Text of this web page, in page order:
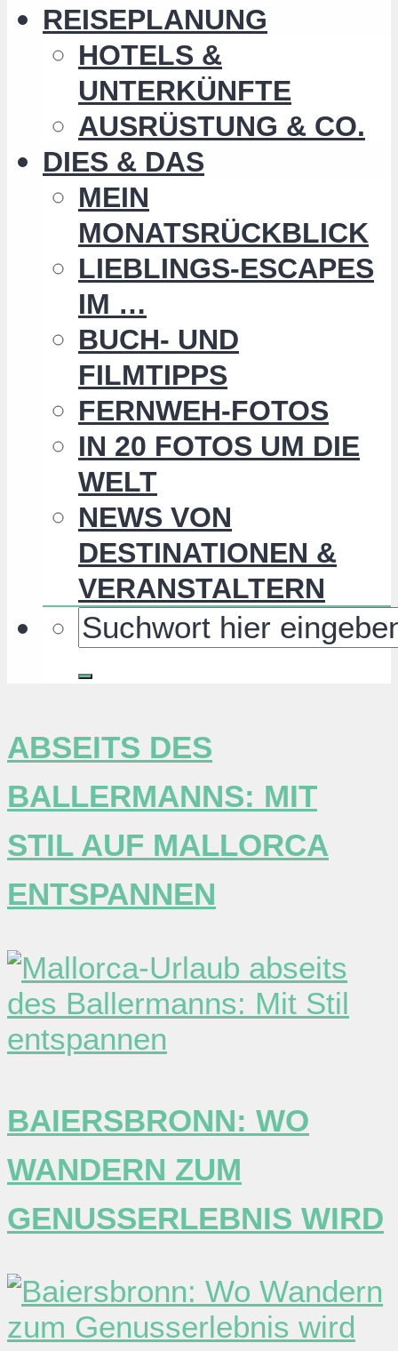
REISEPLANUNG
HOTELS &
UNTERKÜNFTE
AUSRÜSTUNG & CO.
DIES & DAS
MEIN
MONATSRÜCKBLICK
LIEBLINGS-ESCAPES
IM …
BUCH- UND
FILMTIPPS
FERNWEH-FOTOS
IN 20 FOTOS UM DIE
WELT
NEWS VON
DESTINATIONEN &
VERANSTALTERN
ABSEITS DES
BALLERMANNS: MIT
STIL AUF MALLORCA
ENTSPANNEN
BAIERSBRONN: WO
WANDERN ZUM
GENUSSERLEBNIS WIRD